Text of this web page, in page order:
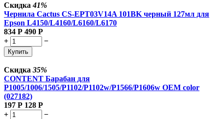
Скидка41%
Чернила Cactus CS-EPT03V14A 101BK черный 127мл для
Epson L4150/L4160/L6160/L6170
834 Р 490 Р
+
−
Купить
Скидка 35%
CONTENT Барабан для
P1005/1006/1505/P1102/P1102w/P1566/P1606w OEM color
(027182)
197 Р 128 Р
+
−